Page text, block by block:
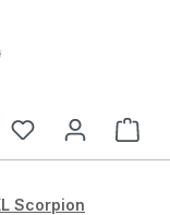
Scorpion